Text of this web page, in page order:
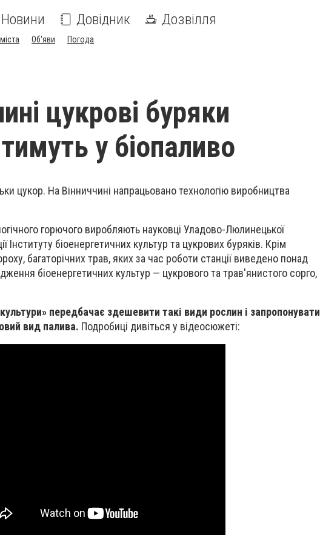
Новини Довідник Дозвілля
Об'яви Погода
цукрові буряки
у біопаливо
цукор. На Вінниччині напрацьовано технологію виробництва
горючого виробляють науковці Уладово-Люлинецької
Інституту біоенергетичних культур та цукрових буряків. Крім
багаторічних трав, яких за час роботи станції виведено понад
біоенергетичних культур — цукрового та трав'янистого сорго,
передбачає здешевити такі види рослин і запропонувати
вид палива. Подробиці дивіться у відеосюжеті: